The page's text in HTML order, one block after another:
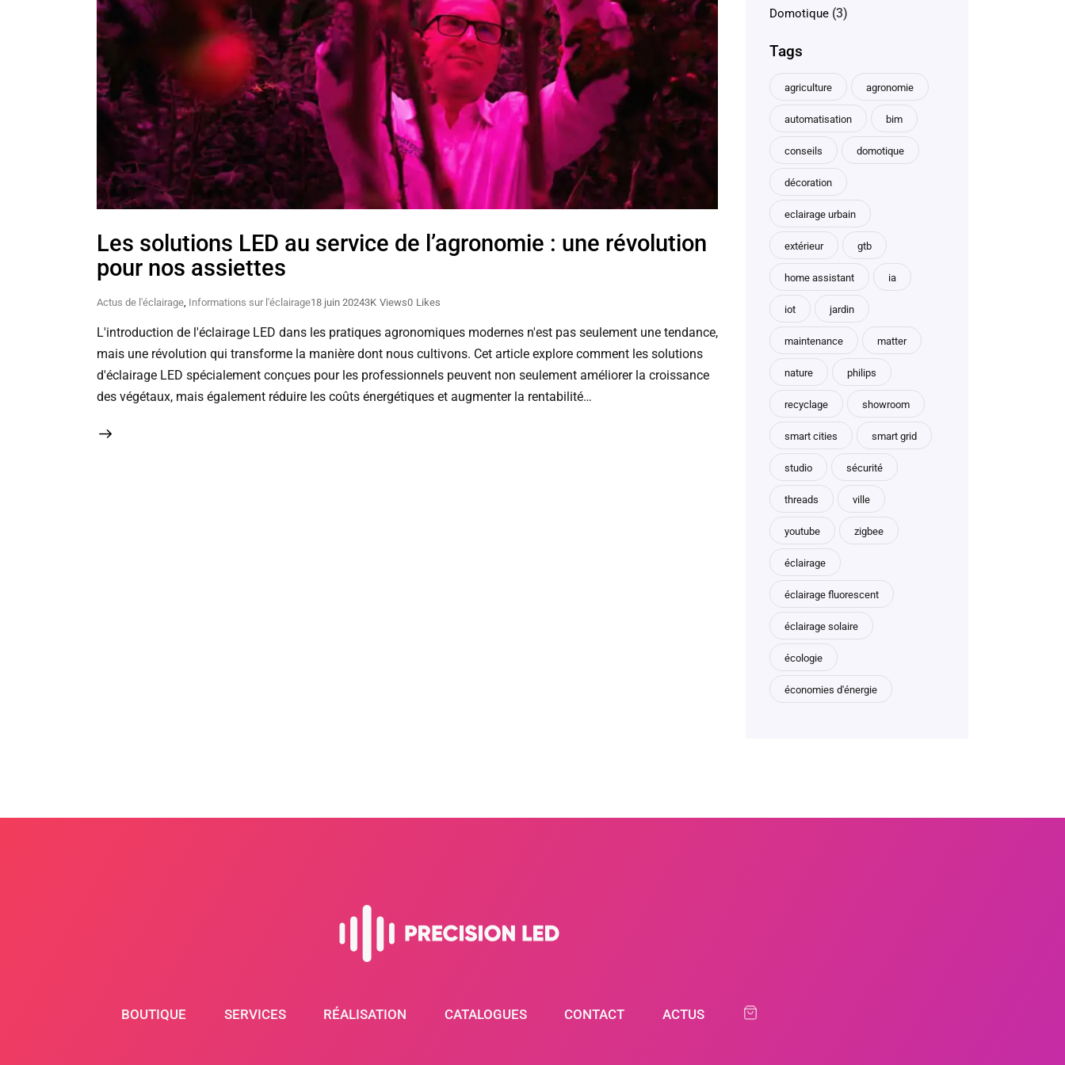
Les solutions LED au service de l’agronomie : une révolution
pour nos assiettes
Actus de l'éclairage Informations sur l'éclairage18 juin 20243K Views0 Likes
L'introduction de l'éclairage LED dans les pratiques agronomiques modernes n'est pas seulement une tendance,
mais une révolution qui transforme la manière dont nous cultivons. Cet article explore comment les solutions
d'éclairage LED spécialement conçues pour les professionnels peuvent non seulement améliorer la croissance
des végétaux, mais également réduire les coûts énergétiques et augmenter la rentabilité…
Domotique(3)
Tags
agriculture agronomie
automatisation bim
conseils domotique
décoration
eclairage urbain
extérieur gtb
home assistant ia
iot jardin
maintenance matter
nature philips
recyclage showroom
smart cities smart grid
studio sécurité
threads ville
youtube zigbee
éclairage
éclairage fluorescent
éclairage solaire
écologie
économies d'énergie
BOUTIQUE SERVICES RÉALISATION CATALOGUES CONTACT ACTUS